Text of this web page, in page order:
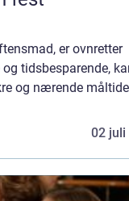
er ovnretter
tidsbesparende,
og nærende
02 juli